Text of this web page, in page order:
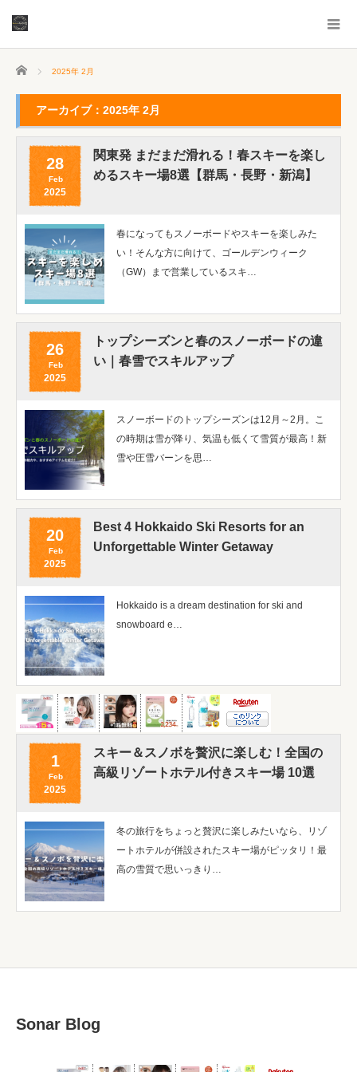
ホーム 2025年 2月
アーカイブ：2025年 2月
28
Feb
2025
関東発 まだまだ滑れる！春スキーを楽し
めるスキー場8選【群馬・長野・新潟】
春になってもスノーボードやスキーを楽しみた
い！そんな方に向けて、ゴールデンウィーク
（GW）まで営業しているスキ…
26
Feb
2025
トップシーズンと春のスノーボードの違
い｜春雪でスキルアップ
スノーボードのトップシーズンは12月～2月。こ
の時期は雪が降り、気温も低くて雪質が最高！新
雪や圧雪バーンを思…
20
Feb
2025
Best 4 Hokkaido Ski Resorts for an
Unforgettable Winter Getaway
Hokkaido is a dream destination for ski and
snowboard e…
1
Feb
2025
スキー＆スノボを贅沢に楽しむ！全国の
高級リゾートホテル付きスキー場 10選
冬の旅行をちょっと贅沢に楽しみたいなら、リゾ
ートホテルが併設されたスキー場がピッタリ！最
高の雪質で思いっきり…
Sonar Blog